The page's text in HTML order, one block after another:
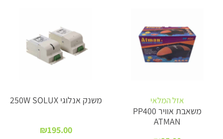
אזל המלאי
משאבת אוויר PP400
ATMAN
משנק אנלוגי 250W SOLUX
₪195.00